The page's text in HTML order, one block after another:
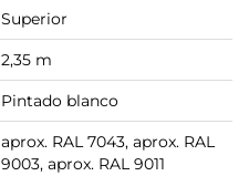
Superior
2,35 m
Pintado blanco
aprox. RAL 7043, aprox. RAL
9003, aprox. RAL 9011